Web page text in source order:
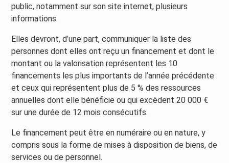
public, notamment sur son site internet, plusieurs
informations.
Elles devront, d’une part, communiquer la liste des
personnes dont elles ont reçu un financement et dont le
montant ou la valorisation représentent les 10
financements les plus importants de l’année précédente
et ceux qui représentent plus de 5 % des ressources
annuelles dont elle bénéficie ou qui excèdent 20 000 €
sur une durée de 12 mois consécutifs.
Le financement peut être en numéraire ou en nature, y
compris sous la forme de mises à disposition de biens, de
services ou de personnel.